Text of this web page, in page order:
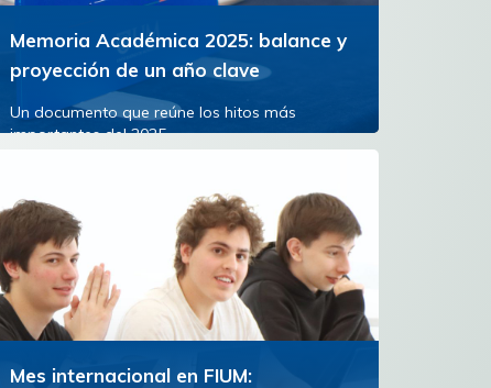
Memoria Académica 2025: balance y
proyección de un año clave
Un documento que reúne los hitos más
importantes del 2025
Mes internacional en FIUM: